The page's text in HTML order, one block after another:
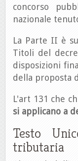
concorso
nazionale
La Parte II è
Titoli del
disposizioni
della proposta
L'art 131 che
si applicano a
Testo
tributaria